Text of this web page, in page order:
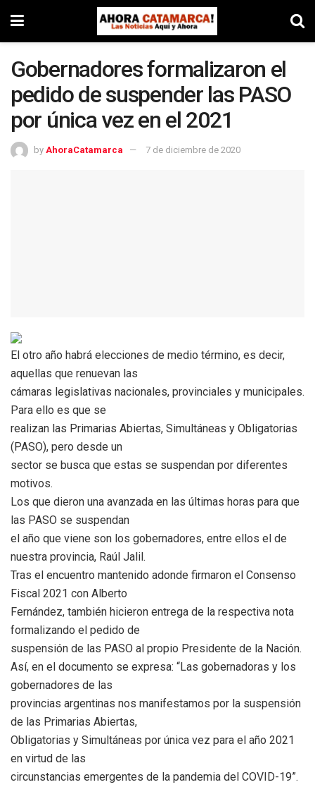
Gobernadores formalizaron el
pedido de suspender las PASO
por única vez en el 2021
by AhoraCatamarca 7 de diciembre de 2020
El otro año habrá elecciones de medio término, es decir,
aquellas que renuevan las
cámaras legislativas nacionales, provinciales y municipales.
Para ello es que se
realizan las Primarias Abiertas, Simultáneas y Obligatorias
(PASO), pero desde un
sector se busca que estas se suspendan por diferentes
motivos.
Los que dieron una avanzada en las últimas horas para que
las PASO se suspendan
el año que viene son los gobernadores, entre ellos el de
nuestra provincia, Raúl Jalil.
Tras el encuentro mantenido adonde firmaron el Consenso
Fiscal 2021 con Alberto
Fernández, también hicieron entrega de la respectiva nota
formalizando el pedido de
suspensión de las PASO al propio Presidente de la Nación.
Así, en el documento se expresa: “Las gobernadoras y los
gobernadores de las
provincias argentinas nos manifestamos por la suspensión
de las Primarias Abiertas,
Obligatorias y Simultáneas por única vez para el año 2021
en virtud de las
circunstancias emergentes de la pandemia del COVID-19”.